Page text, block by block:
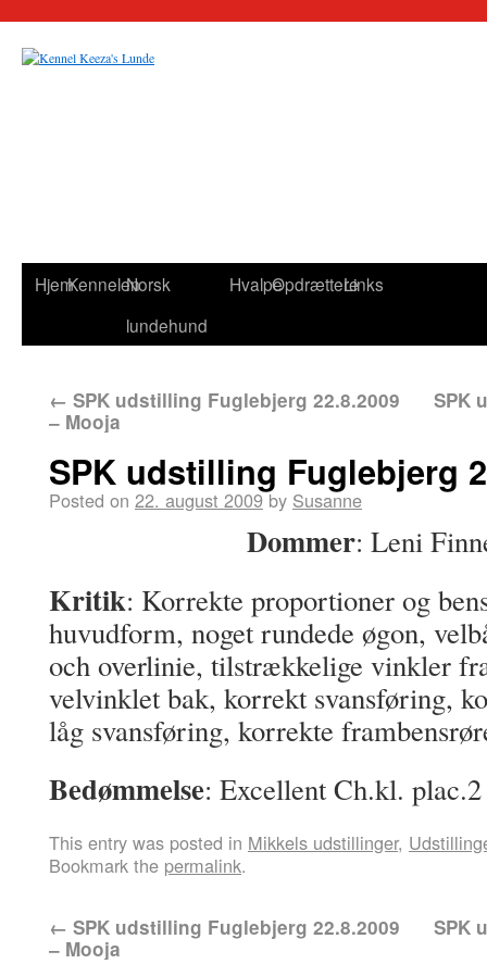
HjemKennelenNorsk
lundehund
HvalpeOpdrættereLinks
← SPK udstilling Fuglebjerg 22.8.2009
– Mooja
SPK
SPK udstilling Fuglebjerg
Posted on 22. august 2009 by Susanne
Dommer: Leni
Kritik: Korrekte proportioner og
huvudform, noget rundede øgon,
och overlinie, tilstrækkelige vinkler
velvinklet bak, korrekt svansføring,
låg svansføring, korrekte
Bedømmelse: Excellent Ch.kl.
This entry was posted in Mikkels udstillinger,
Bookmark the permalink.
← SPK udstilling Fuglebjerg 22.8.2009
– Mooja
SPK